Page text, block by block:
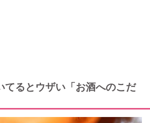
るとウザい「お酒へのこだ